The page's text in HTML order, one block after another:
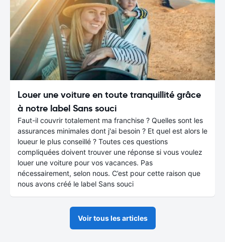
Louer une voiture en toute tranquillité grâce
à notre label Sans souci
Faut-il couvrir totalement ma franchise ? Quelles sont les
assurances minimales dont j'ai besoin ? Et quel est alors le
loueur le plus conseillé ? Toutes ces questions
compliquées doivent trouver une réponse si vous voulez
louer une voiture pour vos vacances. Pas
nécessairement, selon nous. C’est pour cette raison que
nous avons créé le label Sans souci
Voir tous les articles